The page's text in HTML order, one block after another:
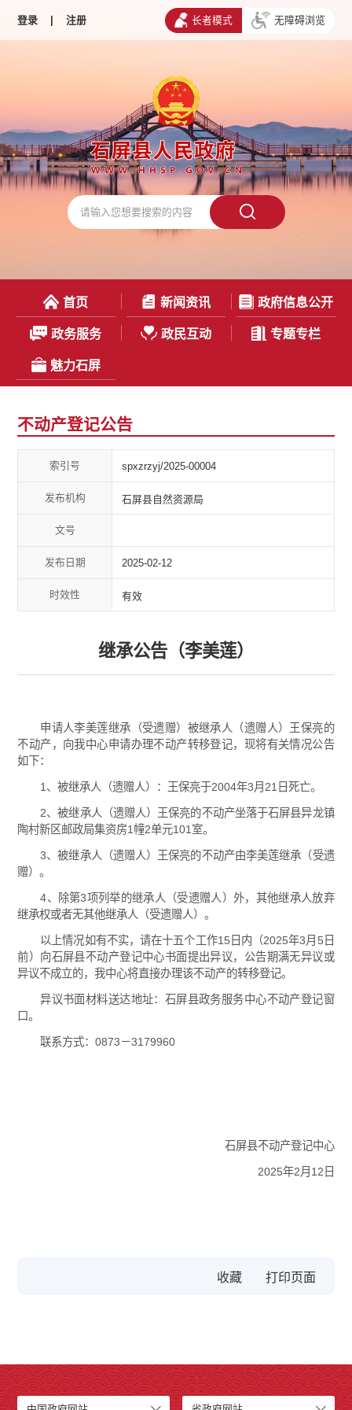
登录 | 注册 长者模式 无障碍浏览
首页 新闻资讯 政府信息公开
政务服务 政民互动 专题专栏
魅力石屏
不动产登记公告
索引号 spxzrzyj/2025-00004
发布机构 石屏县自然资源局
文号
发布日期 2025-02-12
时效性 有效
继承公告（李美莲）
申请人李美莲继承（受遗赠）被继承人（遗赠人）王保亮的
不动产，向我中心申请办理不动产转移登记，现将有关情况公告
如下：
1、被继承人（遗赠人）：王保亮于2004年3月21日死亡。
2、被继承人（遗赠人）王保亮的不动产坐落于石屏县异龙镇
陶村新区邮政局集资房1幢2单元101室。
3、被继承人（遗赠人）王保亮的不动产由李美莲继承（受遗
赠）。
4、除第3项列举的继承人（受遗赠人）外，其他继承人放弃
继承权或者无其他继承人（受遗赠人）。
以上情况如有不实，请在十五个工作15日内（2025年3月5日
前）向石屏县不动产登记中心书面提出异议，公告期满无异议或
异议不成立的，我中心将直接办理该不动产的转移登记。
异议书面材料送达地址：石屏县政务服务中心不动产登记窗
口。
联系方式：0873－3179960
石屏县不动产登记中心
2025年2月12日
收藏